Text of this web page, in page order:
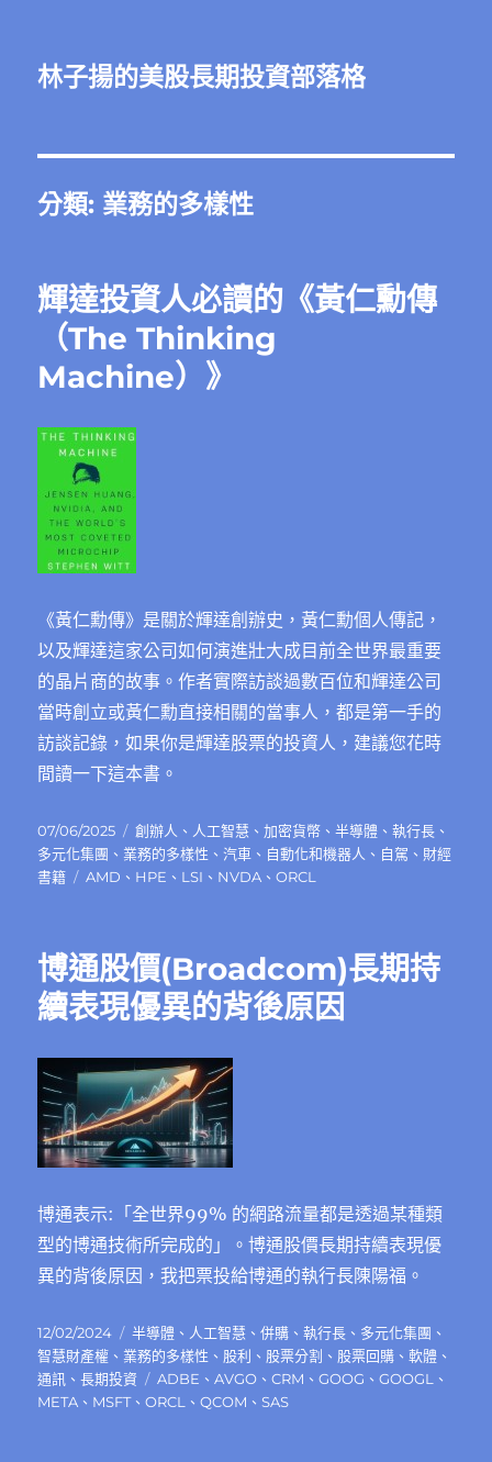
林子揚的美股長期投資部落格
分類: 業務的多樣性
輝達投資人必讀的《黃仁勳傳
（The Thinking
Machine）》
《黃仁勳傳》是關於輝達創辦史，黃仁勳個人傳記，
以及輝達這家公司如何演進壯大成目前全世界最重要
的晶片商的故事。作者實際訪談過數百位和輝達公司
當時創立或黃仁勳直接相關的當事人，都是第一手的
訪談記錄，如果你是輝達股票的投資人，建議您花時
間讀一下這本書。
發
佈
日
07/06/2025
分
類
創辦人 、 人工智慧 、加密貨幣 、半導體 、執行長 、
多元化集團 、 業務的多樣性 、 汽車 、 自動化和機器人 、 自駕 、 財經
書籍
標
AMD 、 HPE 、 LSI 、 NVDA 、ORCL
博通股價(Broadcom)長期持
續表現優異的背後原因
博通表示:「全世界99% 的網路流量都是透過某種類
型的博通技術所完成的」。博通股價長期持續表現優
異的背後原因，我把票投給博通的執行長陳陽福。
發
佈
日
期:
12/02/2024
分
類
半導體 、 人工智慧 、併購 、執行長 、 多元化集團 、
智慧財產權 、 業務的多樣性 、 股利 、 股票分割 、 股票回購 、軟體 、
通訊 、長期投資
標
籤
ADBE 、AVGO 、CRM 、GOOG 、GOOGL
、
META 、 MSFT、ORCL 、QCOM 、SAS